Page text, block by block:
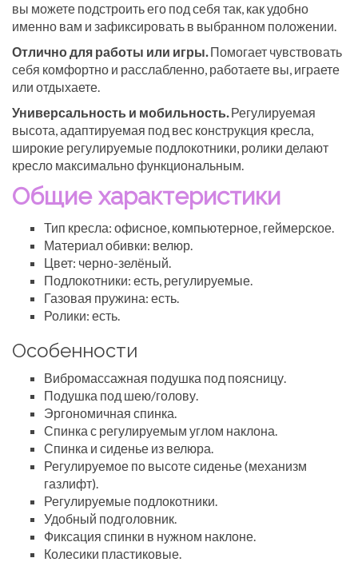
вы можете подстроить его под себя так, как удобно
именно вам и зафиксировать в выбранном положении.
Отлично для работы или игры.Помогает чувствовать
себя комфортно и расслабленно, работаете вы, играете
или отдыхаете.
Универсальность и мобильность.Регулируемая
высота, адаптируемая под вес конструкция кресла,
широкие регулируемые подлокотники, ролики делают
кресло максимально функциональным.
Общие характеристики
Тип кресла: офисное, компьютерное, геймерское.
Материал обивки: велюр.
Цвет: черно-зелёный.
Подлокотники: есть, регулируемые.
Газовая пружина: есть.
Ролики: есть.
Особенности
Вибромассажная подушка под поясницу.
Подушка под шею/голову.
Эргономичная спинка.
Спинка с регулируемым углом наклона.
Спинка и сиденье из велюра.
Регулируемое по высоте сиденье (механизм
газлифт).
Регулируемые подлокотники.
Удобный подголовник.
Фиксация спинки в нужном наклоне.
Колесики пластиковые.